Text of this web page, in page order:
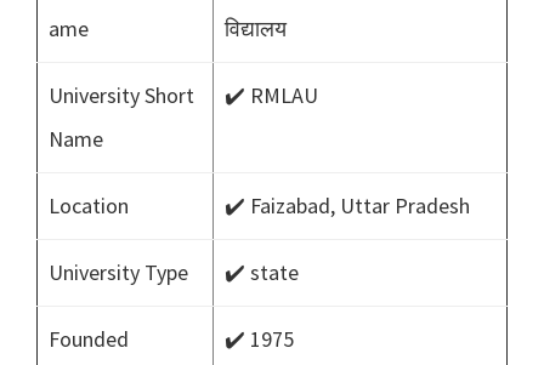
ame
विद्यालय
University Short
Name
✔️ RMLAU
Location ✔️ Faizabad, Uttar Pradesh
University Type ✔️ state
Founded ✔️ 1975